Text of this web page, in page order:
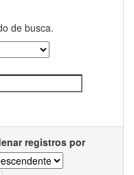
de busca.
registros por